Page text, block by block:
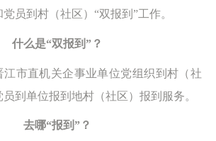
员到村（社区）“双报到”工作。
什么是“双报到”？
江市直机关企事业单位党组织到村（社
到单位报到地村（社区）报到服务。
去哪“报到”？